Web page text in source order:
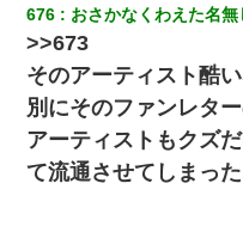
【唖然】帰宅したら旦那の
立つし、すぐ見つかるかも
さんご存じですか？』
俺「初対面でなに言ったか
タ？だっけ？」俺「だいた
の？」→
676 おさかなくわえた名無
>>673
そのアーティスト酷
別にそのファンレタ
アーティストもクズ
て流通させてしまっ